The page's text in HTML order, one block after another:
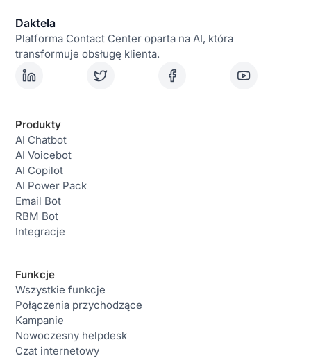
Daktela
Platforma Contact Center oparta na AI, która
transformuje obsługę klienta.
Produkty
AI Chatbot
AI Voicebot
AI Copilot
AI Power Pack
Email Bot
RBM Bot
Integracje
Funkcje
Wszystkie funkcje
Połączenia przychodzące
Kampanie
Nowoczesny helpdesk
Czat internetowy